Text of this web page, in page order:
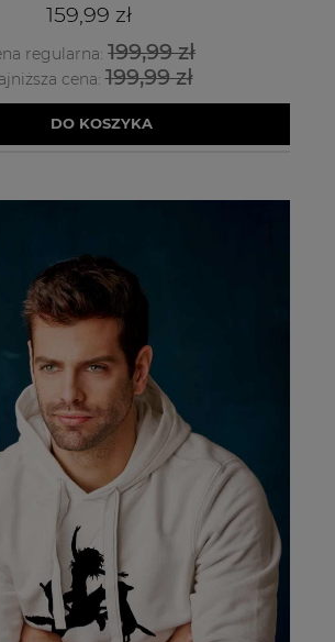
159,99 zł
regularna: 199,99 zł
cena:199,99 zł
DO KOSZYKA